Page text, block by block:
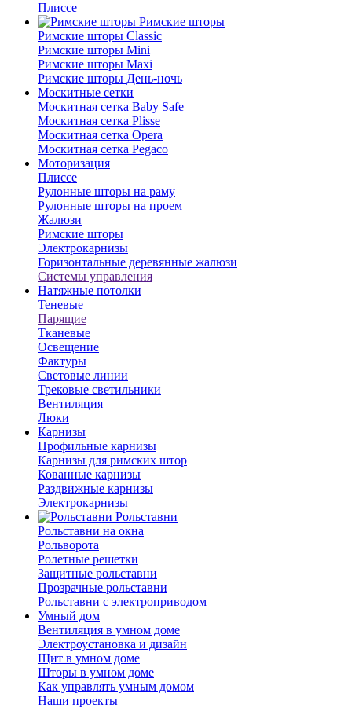
Плиссе
Римские шторы
Римские шторы Classic
⁠Римские шторы Mini
Римские шторы Maxi
Римские шторы День-ночь
Москитные сетки
Москитная сетка Baby Safe
Москитная сетка Plisse
⁠Москитная сетка Opera
⁠Москитная сетка Pegaco
Моторизация
Плиссе
Рулонные шторы на раму
Рулонные шторы на проем
Жалюзи
Римские шторы
Электрокарнизы
Горизонтальные деревянные жалюзи
Системы управления
Натяжные потолки
Теневые
Парящие
Тканевые
Освещение
Фактуры
Световые линии
Трековые светильники
Вентиляция
Люки
Карнизы
Профильные карнизы
Карнизы для римских штор
Кованные карнизы
Раздвижные карнизы
Электрокарнизы
Рольставни
Рольставни на окна
⁠Рольворота
Ролетные решетки
⁠Защитные рольставни
⁠Прозрачные рольставни
Рольставни с электроприводом
Умный дом
Вентиляция в умном доме
⁠Электроустановка и дизайн
Щит в умном доме
⁠Шторы в умном доме
⁠Как управлять умным домом
⁠Наши проекты